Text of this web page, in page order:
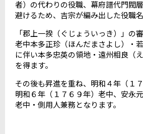
者）の代わりの役職、幕府譜代門閥
避けるため、吉宗が編み出した役職名
「郡上一揆（ぐじょういっき）」の
老中本多正珍（ほんだまさよし）・
に伴い本多忠英の領地・遠州相良（
を得ます。
その後も昇進を重ね、明和４年（１
明和６年（１７６９年）老中、安永
老中・側用人兼務となります。